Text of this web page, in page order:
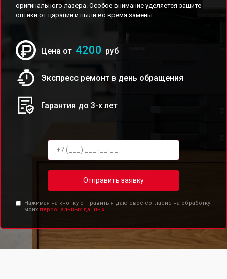
оригинального лазера. Особое внимание уделяется защите
оптики от царапин и пыли во время замены.
Цена от 4200 руб
Экспресс ремонт в день обращения
Гарантия до 3-х лет
Отправить заявку
Нажимая на кнопку отправить я даю свое согласие на обработку
моих персональных данных.